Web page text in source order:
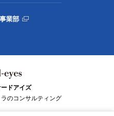
業部
ドアイズ
のコンサルティング